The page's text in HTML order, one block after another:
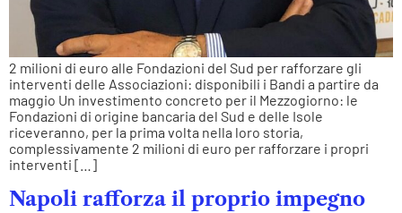
2 milioni di euro alle Fondazioni del Sud per rafforzare gli
interventi delle Associazioni: disponibili i Bandi a partire da
maggio Un investimento concreto per il Mezzogiorno: le
Fondazioni di origine bancaria del Sud e delle Isole
riceveranno, per la prima volta nella loro storia,
complessivamente 2 milioni di euro per rafforzare i propri
interventi […]
Napoli rafforza il proprio impegno